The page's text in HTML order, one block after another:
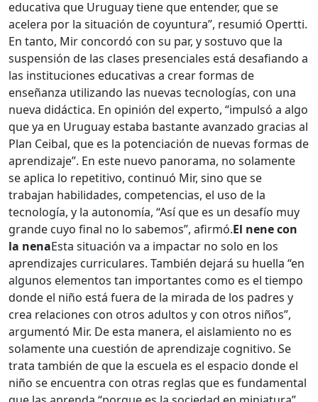
educativa que Uruguay tiene que entender, que se
acelera por la situación de coyuntura”, resumió Opertti.
En tanto, Mir concordó con su par, y sostuvo que la
suspensión de las clases presenciales está desafiando a
las instituciones educativas a crear formas de
enseñanza utilizando las nuevas tecnologías, con una
nueva didáctica. En opinión del experto, “impulsó a algo
que ya en Uruguay estaba bastante avanzado gracias al
Plan Ceibal, que es la potenciación de nuevas formas de
aprendizaje”. En este nuevo panorama, no solamente
se aplica lo repetitivo, continuó Mir, sino que se
trabajan habilidades, competencias, el uso de la
tecnología, y la autonomía, “Así que es un desafío muy
grande cuyo final no lo sabemos”, afirmó.El nene con
la nenaEsta situación va a impactar no solo en los
aprendizajes curriculares. También dejará su huella “en
algunos elementos tan importantes como es el tiempo
donde el niño está fuera de la mirada de los padres y
crea relaciones con otros adultos y con otros niños”,
argumentó Mir. De esta manera, el aislamiento no es
solamente una cuestión de aprendizaje cognitivo. Se
trata también de que la escuela es el espacio donde el
niño se encuentra con otras reglas que es fundamental